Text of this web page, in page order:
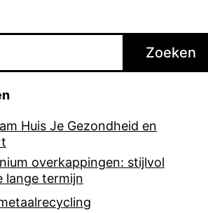
Zoeken
Huis Je Gezondheid en
overkappingen: stijlvol
lange termijn